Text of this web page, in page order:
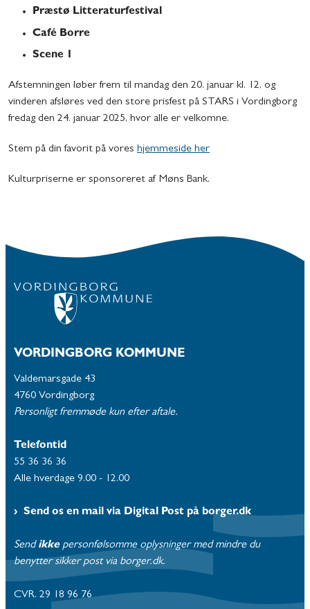
Præstø Litteraturfestival
Café Borre
Scene 1
Afstemningen løber frem til mandag den 20. januar kl. 12, og
vinderen afsløres ved den store prisfest på STARS i Vordingborg
fredag den 24. januar 2025, hvor alle er velkomne.
Stem på din favorit på vores hjemmeside her
Kulturpriserne er sponsoreret af Møns Bank.
VORDINGBORG KOMMUNE
Valdemarsgade 43
4760 Vordingborg
Personligt fremmøde kun efter aftale.
Telefontid
55 36 36 36
Alle hverdage 9.00 - 12.00
Send os en mail via Digital Post på borger.dk
Send ikke personfølsomme oplysninger med mindre du
benytter sikker post via borger.dk.
CVR. 29 18 96 76